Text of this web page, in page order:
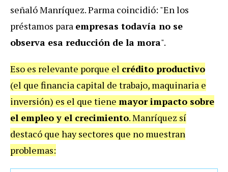
señaló Manríquez. Parma coincidió: "En los
préstamos para empresas todavía no se
observa esa reducción de la mora".
Eso es relevante porque el crédito productivo
(el que financia capital de trabajo, maquinaria e
inversión) es el que tiene mayor impacto sobre
el empleo y el crecimiento. Manríquez sí
destacó que hay sectores que no muestran
problemas: